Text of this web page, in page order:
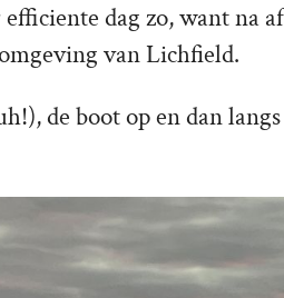
dag zo, want na
van Lichfield.
de boot op en dan